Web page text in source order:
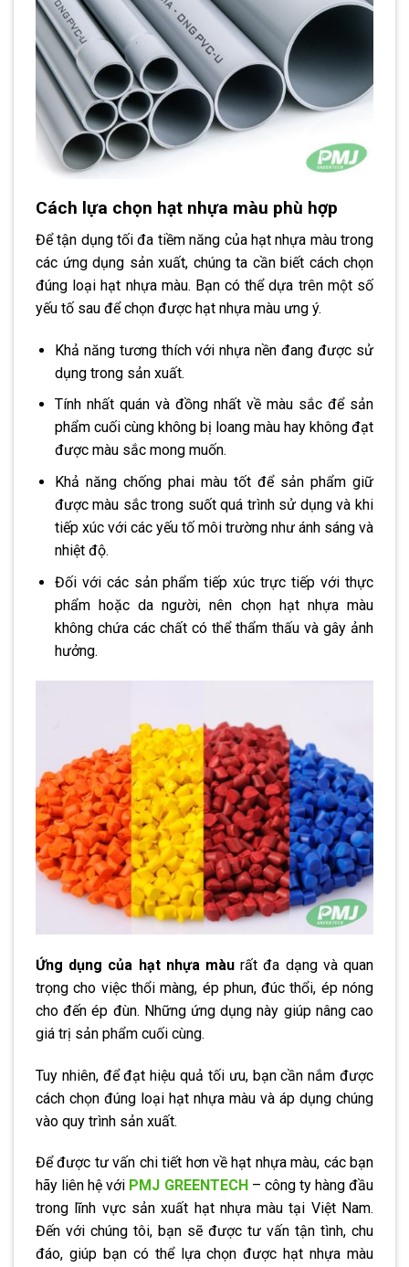
Cách lựa chọn hạt nhựa màu phù hợp
Để tận dụng tối đa tiềm năng của hạt nhựa màu trong
các ứng dụng sản xuất, chúng ta cần biết cách chọn
đúng loại hạt nhựa màu. Bạn có thể dựa trên một số
yếu tố sau để chọn được hạt nhựa màu ưng ý.
Khả năng tương thích với nhựa nền đang được sử
dụng trong sản xuất.
Tính nhất quán và đồng nhất về màu sắc để sản
phẩm cuối cùng không bị loang màu hay không đạt
được màu sắc mong muốn.
Khả năng chống phai màu tốt để sản phẩm giữ
được màu sắc trong suốt quá trình sử dụng và khi
tiếp xúc với các yếu tố môi trường như ánh sáng và
nhiệt độ.
Đối với các sản phẩm tiếp xúc trực tiếp với thực
phẩm hoặc da người, nên chọn hạt nhựa màu
không chứa các chất có thể thẩm thấu và gây ảnh
hưởng.
Ứng dụng của hạt nhựa màurất đa dạng và quan
trọng cho việc thổi màng, ép phun, đúc thổi, ép nóng
cho đến ép đùn. Những ứng dụng này giúp nâng cao
giá trị sản phẩm cuối cùng.
Tuy nhiên, để đạt hiệu quả tối ưu, bạn cần nắm được
cách chọn đúng loại hạt nhựa màu và áp dụng chúng
vào quy trình sản xuất.
Để được tư vấn chi tiết hơn về hạt nhựa màu, các bạn
hãy liên hệ với PMJ GREENTECH – công ty hàng đầu
trong lĩnh vực sản xuất hạt nhựa màu tại Việt Nam.
Đến với chúng tôi, bạn sẽ được tư vấn tận tình, chu
đáo, giúp bạn có thể lựa chọn được hạt nhựa màu